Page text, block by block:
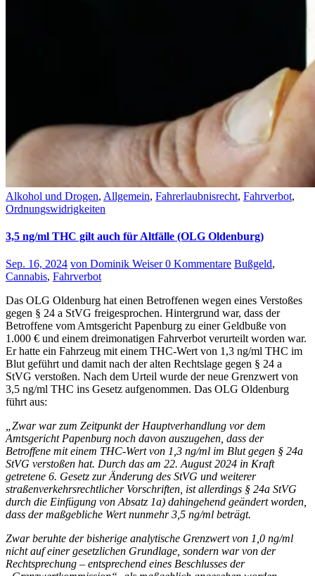
Alkohol und Drogen, Allgemein, Fahrerlaubnisrecht, Fahrverbot,
Ordnungswidrigkeiten
3,5 ng/ml THC gilt auch für Altfälle (OLG Oldenburg)
Sep. 16, 2024 von Dominik Weiser0 Kommentare Bußgeld,
Cannabis, Fahrverbot
Das OLG Oldenburg hat einen Betroffenen wegen eines Verstoßes
gegen § 24 a StVG freigesprochen. Hintergrund war, dass der
Betroffene vom Amtsgericht Papenburg zu einer Geldbuße von
1.000 € und einem dreimonatigen Fahrverbot verurteilt worden war.
Er hatte ein Fahrzeug mit einem THC-Wert von 1,3 ng/ml THC im
Blut geführt und damit nach der alten Rechtslage gegen § 24 a
StVG verstoßen. Nach dem Urteil wurde der neue Grenzwert von
3,5 ng/ml THC ins Gesetz aufgenommen. Das OLG Oldenburg
führt aus:
„Zwar war zum Zeitpunkt der Hauptverhandlung vor dem
Amtsgericht Papenburg noch davon auszugehen, dass der
Betroffene mit einem THC-Wert von 1,3 ng/ml im Blut gegen § 24a
StVG verstoßen hat. Durch das am 22. August 2024 in Kraft
getretene 6. Gesetz zur Änderung des StVG und weiterer
straßenverkehrsrechtlicher Vorschriften, ist allerdings § 24a StVG
durch die Einfügung von Absatz 1a) dahingehend geändert worden,
dass der maßgebliche Wert nunmehr 3,5 ng/ml beträgt.
Zwar beruhte der bisherige analytische Grenzwert von 1,0 ng/ml
nicht auf einer gesetzlichen Grundlage, sondern war von der
Rechtsprechung – entsprechend eines Beschlusses der